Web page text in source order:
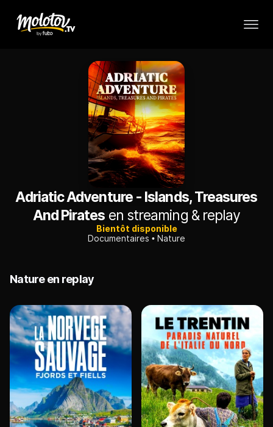
Adriatic Adventure - Islands, Treasures
And Pirates en streaming & replay
Bientôt disponible
Documentaires
Nature
Nature en replay